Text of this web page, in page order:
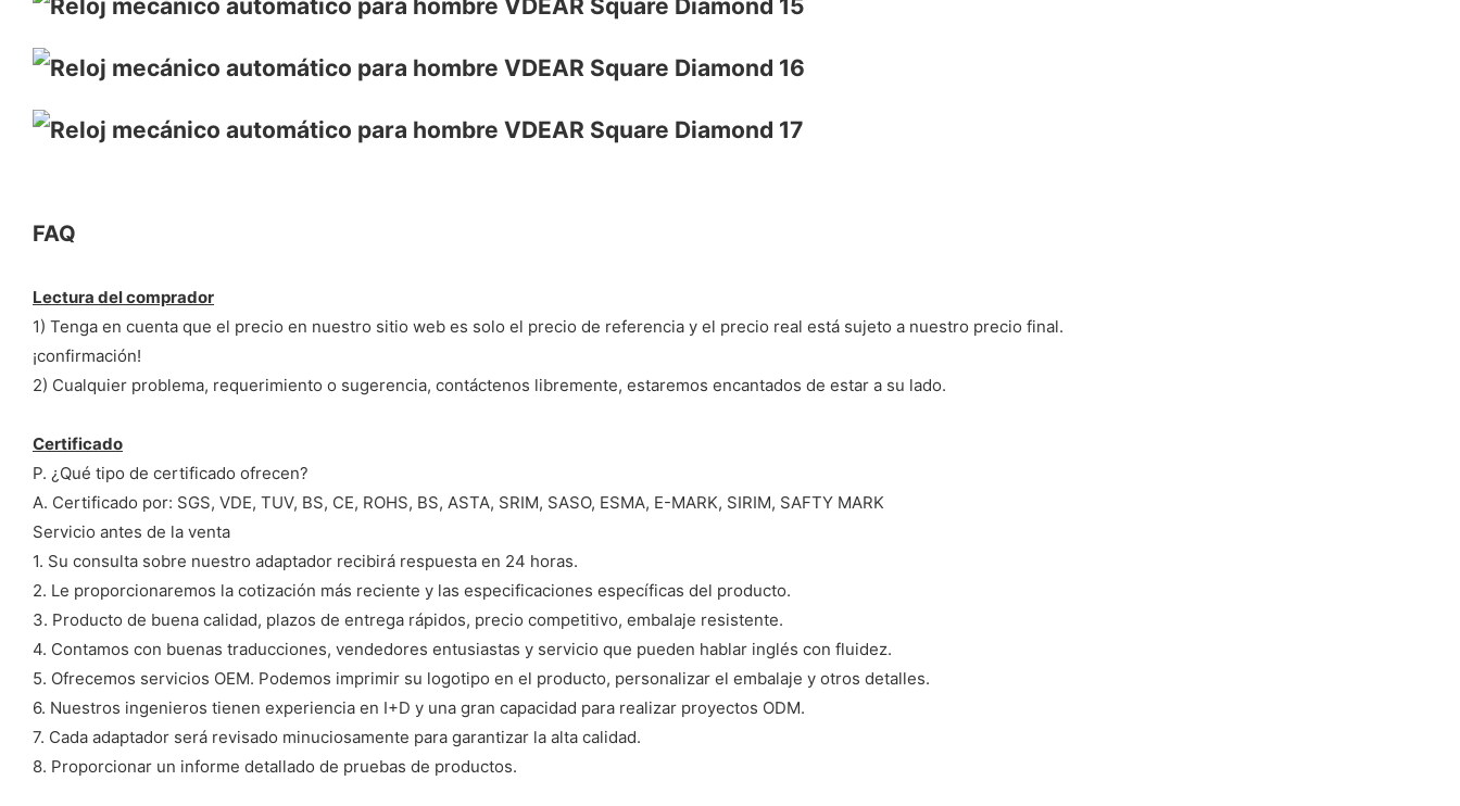
FAQ
Lectura del comprador
1) Tenga en cuenta que el precio en nuestro sitio web es solo el precio de referencia y el precio real está sujeto a nuestro precio final.
¡confirmación!
2) Cualquier problema, requerimiento o sugerencia, contáctenos libremente, estaremos encantados de estar a su lado.
Certificado
P. ¿Qué tipo de certificado ofrecen?
A. Certificado por: SGS, VDE, TUV, BS, CE, ROHS, BS, ASTA, SRIM, SASO, ESMA, E-MARK, SIRIM, SAFTY MARK
Servicio antes de la venta
1. Su consulta sobre nuestro adaptador recibirá respuesta en 24 horas.
2. Le proporcionaremos la cotización más reciente y las especificaciones específicas del producto.
3. Producto de buena calidad, plazos de entrega rápidos, precio competitivo, embalaje resistente.
4. Contamos con buenas traducciones, vendedores entusiastas y servicio que pueden hablar inglés con fluidez.
5. Ofrecemos servicios OEM. Podemos imprimir su logotipo en el producto, personalizar el embalaje y otros detalles.
6. Nuestros ingenieros tienen experiencia en I+D y una gran capacidad para realizar proyectos ODM.
7. Cada adaptador será revisado minuciosamente para garantizar la alta calidad.
8. Proporcionar un informe detallado de pruebas de productos.